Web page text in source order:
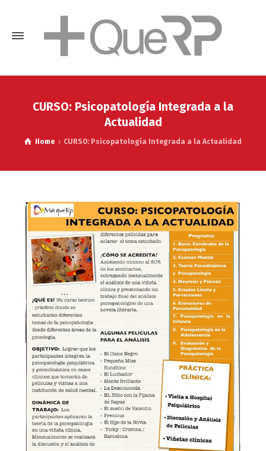
CURSO: Psicopatología Integrada a la
Actualidad
Home CURSO: Psicopatología Integrada a la Actualidad